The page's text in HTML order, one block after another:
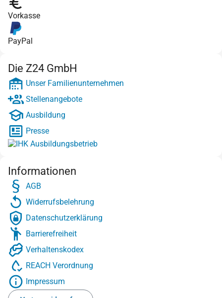
Vorkasse
PayPal
Die Z24 GmbH
Unser Familienunternehmen
Stellenangebote
Ausbildung
Presse
Informationen
AGB
Widerrufsbelehrung
Datenschutzerklärung
Barrierefreiheit
Verhaltenskodex
REACH Verordnung
Impressum